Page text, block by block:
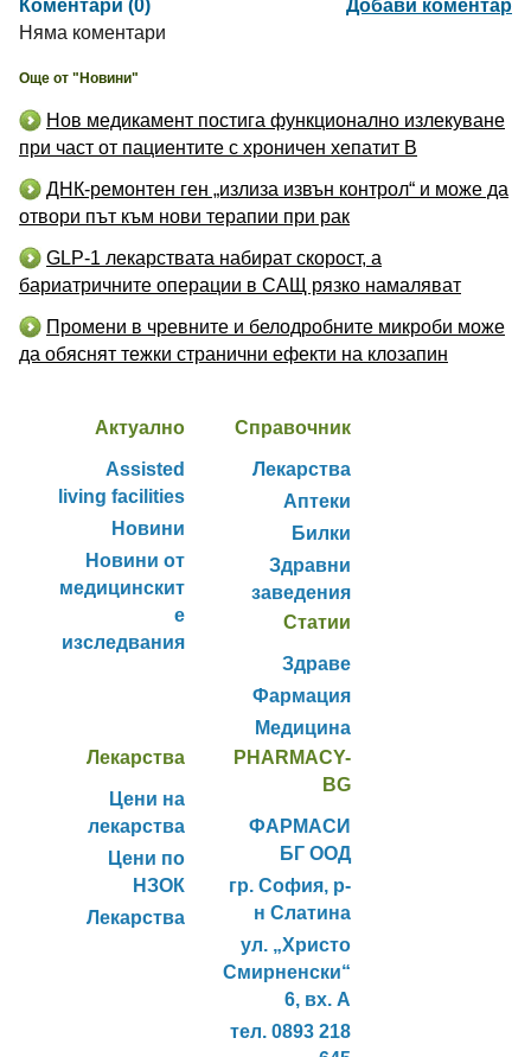
Коментари (0)
Добави коментар
Няма коментари
Още от "Новини"
Нов медикамент постига функционално излекуване
при част от пациентите с хроничен хепатит B
ДНК-ремонтен ген „излиза извън контрол“ и може да
отвори път към нови терапии при рак
GLP-1 лекарствата набират скорост, а
бариатричните операции в САЩ рязко намаляват
Промени в чревните и белодробните микроби може
да обяснят тежки странични ефекти на клозапин
Актуално
Assisted
living facilities
Новини
Новини от
медицинскит
е
изследвания
Справочник
Лекарства
Аптеки
Билки
Здравни
заведения
Статии
Здраве
Фармация
Медицина
Лекарства
Цени на
лекарства
Цени по
НЗОК
Лекарства
PHARMACY-
BG
ФАРМАСИ
БГ ООД
гр. София, р-
н Слатина
ул. „Христо
Смирненски“
6, вх. А
тел. 0893 218